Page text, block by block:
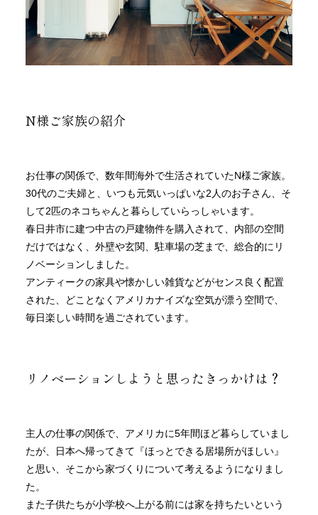
N様ご家族の紹介
お仕事の関係で、数年間海外で生活されていたN様ご家族。
30代のご夫婦と、いつも元気いっぱいな2人のお子さん、そ
して2匹のネコちゃんと暮らしていらっしゃいます。
春日井市に建つ中古の戸建物件を購入されて、内部の空間
だけではなく、外壁や玄関、駐車場の芝まで、総合的にリ
ノベーションしました。
アンティークの家具や懐かしい雑貨などがセンス良く配置
された、どことなくアメリカナイズな空気が漂う空間で、
毎日楽しい時間を過ごされています。
リノベーションしようと思ったきっかけは？
主人の仕事の関係で、アメリカに5年間ほど暮らしていまし
たが、日本へ帰ってきて『ほっとできる居場所がほしい』
と思い、そこから家づくりについて考えるようになりまし
た。
また子供たちが小学校へ上がる前には家を持ちたいという